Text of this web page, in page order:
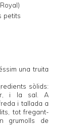
petits
una truita
sòlids:
i la sal. A
i tallada a
tot fregant-
grumolls de